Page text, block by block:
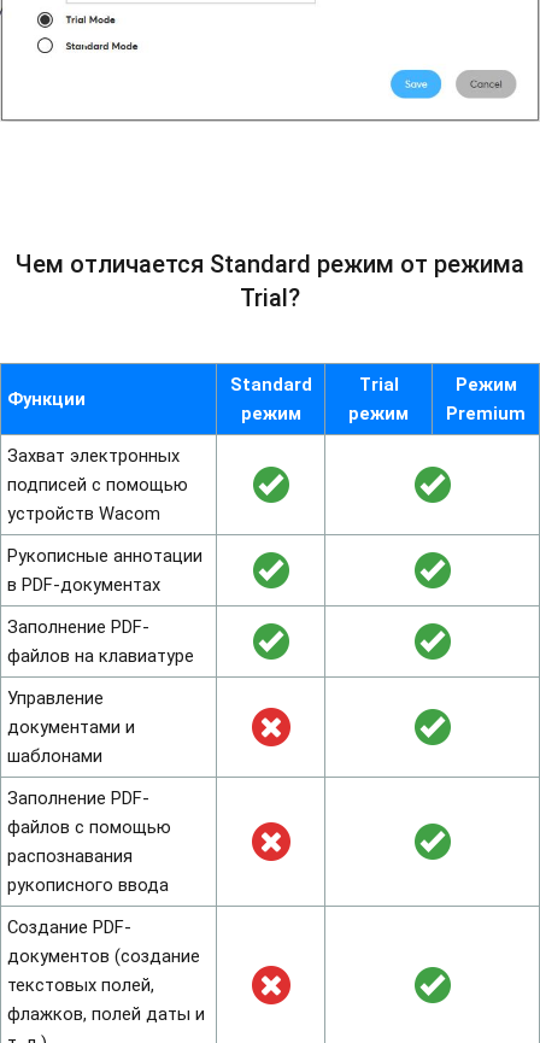
Чем отличается Standard режим от режима
Trial?
Функции
Standard
режим
Trial
режим
Режим
Premium
Захват электронных
подписей с помощью
устройств Wacom
Рукописные аннотации
в PDF-документах
Заполнение PDF-
файлов на клавиатуре
Управление
документами и
шаблонами
Заполнение PDF-
файлов с помощью
распознавания
рукописного ввода
Создание PDF-
документов (создание
текстовых полей,
флажков, полей даты и